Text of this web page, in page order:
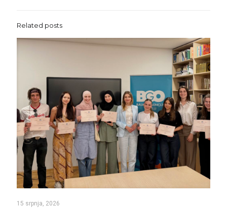
Related posts
15 srpnja, 2026